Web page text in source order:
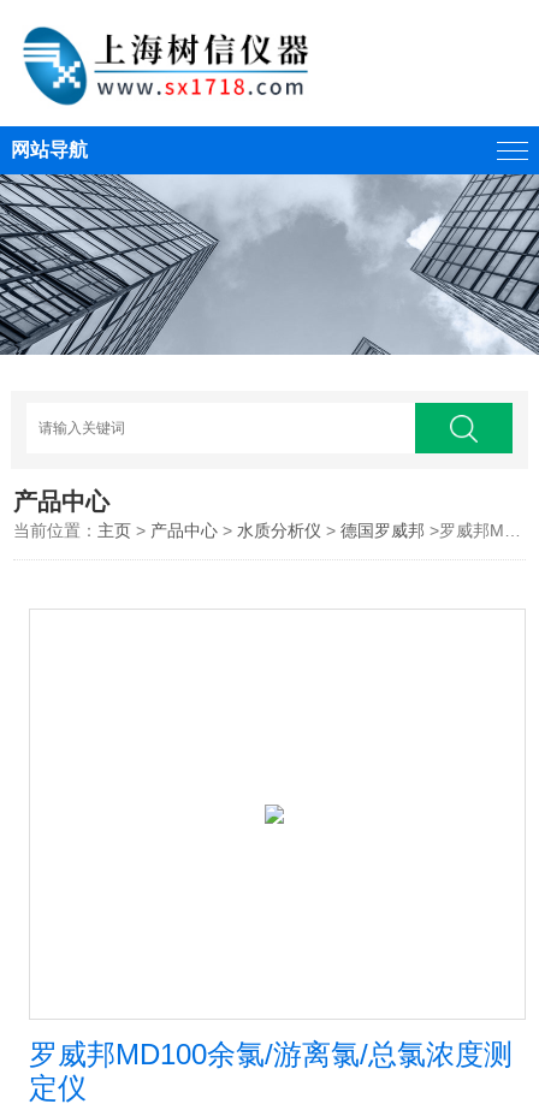
网站导航
产品中心
当前位置： 主页 > 产品中心 >水质分析仪 >德国罗威邦 >罗威邦MD100余氯/游离氯/总氯浓度测定仪
罗威邦MD100余氯/游离氯/总氯浓度测
定仪